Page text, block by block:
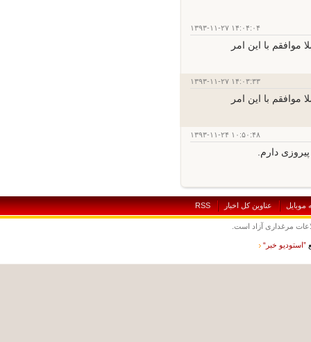
۱۳۹۳-۱۱-۲۷ ۱۴:۰۴:۰۴
با این امر
۱۳۹۳-۱۱-۲۷ ۱۴:۰۳:۳۳
با این امر
۱۳۹۳-۱۱-۲۴ ۱۰:۵۰:۴۸
دارم.
عناوين کل اخبار RSS
مرغداری آزاد است.
خبر“